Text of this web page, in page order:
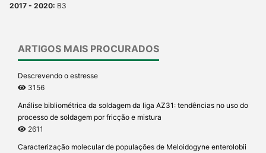
2017 - 2020: B3
ARTIGOS MAIS PROCURADOS
Descrevendo o estresse
3156
Análise bibliométrica da soldagem da liga AZ31: tendências no uso do
processo de soldagem por fricção e mistura
2611
Caracterização molecular de populações de Meloidogyne enterolobii